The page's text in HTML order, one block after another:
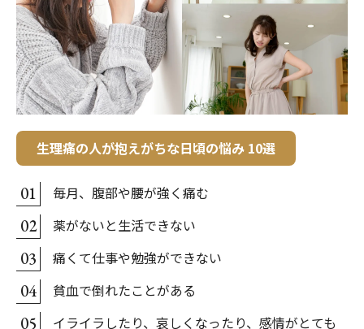
生理痛の人が抱えがちな日頃の悩み 10選
01 毎月、腹部や腰が強く痛む
02 薬がないと生活できない
03 痛くて仕事や勉強ができない
04 貧血で倒れたことがある
05
イライラしたり、哀しくなったり、感情がとても